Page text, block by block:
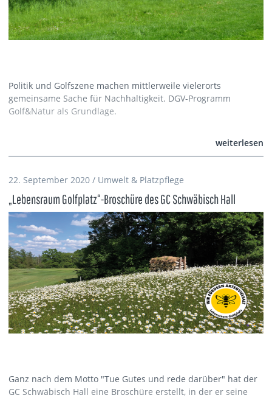
Politik und Golfszene machen mittlerweile vielerorts
gemeinsame Sache für Nachhaltigkeit. DGV-Programm
Golf&Natur als Grundlage.
weiterlesen
22. September 2020 / Umwelt & Platzpflege
„Lebensraum Golfplatz“-Broschüre des GC Schwäbisch Hall
Ganz nach dem Motto "Tue Gutes und rede darüber" hat der
GC Schwäbisch Hall eine Broschüre erstellt, in der er seine